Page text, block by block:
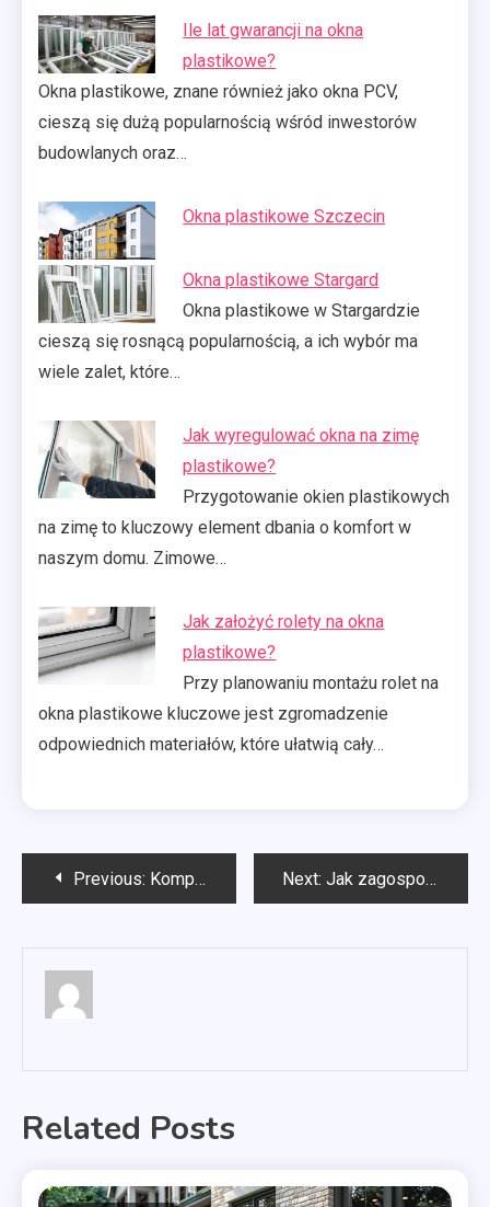
Ile lat gwarancji na okna
plastikowe?
Okna plastikowe, znane również jako okna PCV,
cieszą się dużą popularnością wśród inwestorów
budowlanych oraz…
Okna plastikowe Szczecin
Okna plastikowe Stargard
Okna plastikowe w Stargardzie
cieszą się rosnącą popularnością, a ich wybór ma
wiele zalet, które…
Jak wyregulować okna na zimę
plastikowe?
Przygotowanie okien plastikowych
na zimę to kluczowy element dbania o komfort w
naszym domu. Zimowe…
Jak założyć rolety na okna
plastikowe?
Przy planowaniu montażu rolet na
okna plastikowe kluczowe jest zgromadzenie
odpowiednich materiałów, które ułatwią cały…
Nawigacja
Previous: Kompleksowe wykonanie ogrodu Szczecin Next: Jak zagospodarować ogród ze spadkiem?
Related Posts